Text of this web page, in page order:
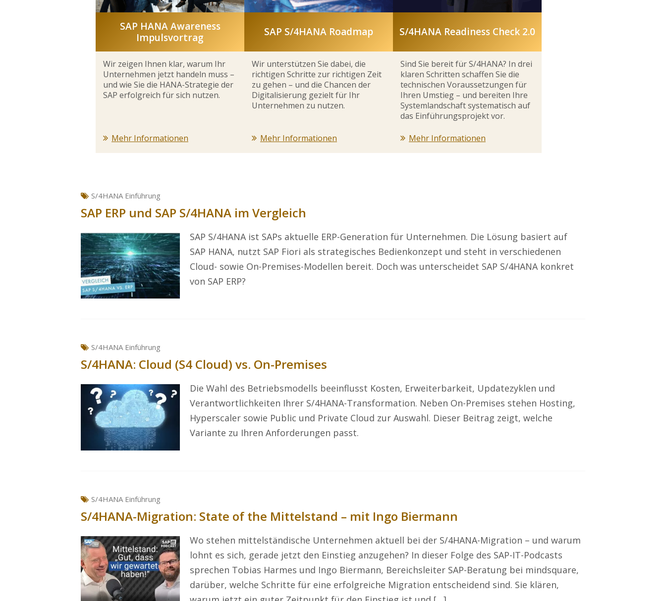
SAP HANA Awareness
Impulsvortrag
Wir zeigen Ihnen klar, warum Ihr
Unternehmen jetzt handeln muss –
und wie Sie die HANA-Strategie der
SAP erfolgreich für sich nutzen.
Mehr Informationen
SAP S/4HANA Roadmap
Wir unterstützen Sie dabei, die
richtigen Schritte zur richtigen Zeit
zu gehen – und die Chancen der
Digitalisierung gezielt für Ihr
Unternehmen zu nutzen.
Mehr Informationen
S/4HANA Readiness Check 2.0
Sind Sie bereit für S/4HANA? In drei
klaren Schritten schaffen Sie die
technischen Voraussetzungen für
Ihren Umstieg – und bereiten Ihre
Systemlandschaft systematisch auf
das Einführungsprojekt vor.
Mehr Informationen
S/4HANA Einführung
SAP ERP und SAP S/4HANA im Vergleich
SAP S/4HANA ist SAPs aktuelle ERP-Generation für Unternehmen. Die Lösung basiert auf
SAP HANA, nutzt SAP Fiori als strategisches Bedienkonzept und steht in verschiedenen
Cloud- sowie On-Premises-Modellen bereit. Doch was unterscheidet SAP S/4HANA konkret
von SAP ERP?
S/4HANA Einführung
S/4HANA: Cloud (S4 Cloud) vs. On-Premises
Die Wahl des Betriebsmodells beeinflusst Kosten, Erweiterbarkeit, Updatezyklen und
Verantwortlichkeiten Ihrer S/4HANA-Transformation. Neben On-Premises stehen Hosting,
Hyperscaler sowie Public und Private Cloud zur Auswahl. Dieser Beitrag zeigt, welche
Variante zu Ihren Anforderungen passt.
S/4HANA Einführung
S/4HANA-Migration: State of the Mittelstand – mit Ingo Biermann
Wo stehen mittelständische Unternehmen aktuell bei der S/4HANA-Migration – und warum
lohnt es sich, gerade jetzt den Einstieg anzugehen? In dieser Folge des SAP-IT-Podcasts
sprechen Tobias Harmes und Ingo Biermann, Bereichsleiter SAP-Beratung bei mindsquare,
darüber, welche Schritte für eine erfolgreiche Migration entscheidend sind. Sie klären,